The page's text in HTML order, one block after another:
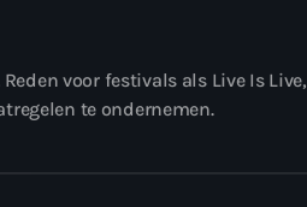
voor festivals als Live Is Live,
te ondernemen.